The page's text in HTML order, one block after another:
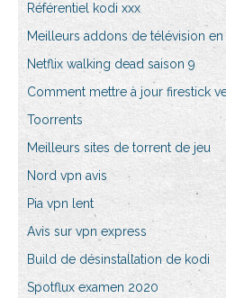
Référentiel kodi xxx
Meilleurs addons de télévision
Netflix walking dead saison 9
Comment mettre à jour firestick
Toorrents
Meilleurs sites de torrent de jeu
Nord vpn avis
Pia vpn lent
Avis sur vpn express
Build de désinstallation de kodi
Spotflux examen 2020